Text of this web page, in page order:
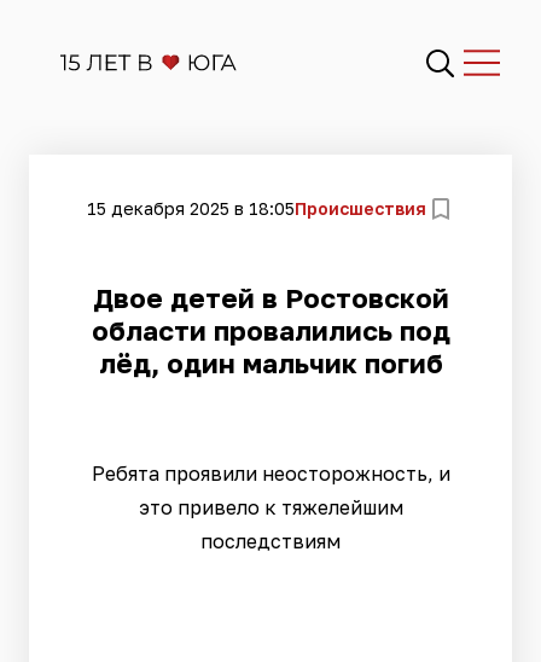
15 декабря 2025 в 18:05Происшествия
Двое детей в Ростовской
области провалились под
лёд, один мальчик погиб
Ребята проявили неосторожность, и
это привело к тяжелейшим
последствиям